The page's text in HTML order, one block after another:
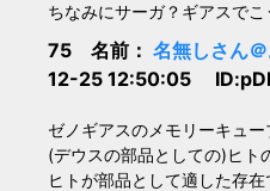
ちなみにサーガ？ギアスで
75 名前： 名無しさん
12-25 12:50:05
ゼノギアスのメモリーキュ
(デウスの部品としての)ヒト
ヒトが部品として適した存